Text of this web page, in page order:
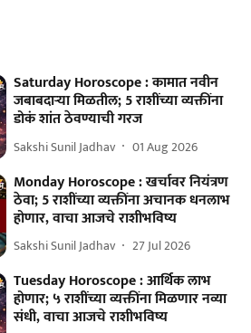
Saturday Horoscope : कामात नवीन
जबाबदाऱ्या मिळतील; 5 राशींच्या व्यक्तींना
डोकं शांत ठेवण्याची गरज
Sakshi Sunil Jadhav 01 Aug 2026
Monday Horoscope : खर्चावर नियंत्रण
ठेवा; 5 राशींच्या व्यक्तींना अचानक धनलाभ
होणार, वाचा आजचे राशीभविष्य
Sakshi Sunil Jadhav 27 Jul 2026
Tuesday Horoscope : आर्थिक लाभ
होणार; ५ राशींच्या व्यक्तींना मिळणार नव्या
संधी, वाचा आजचे राशीभविष्य